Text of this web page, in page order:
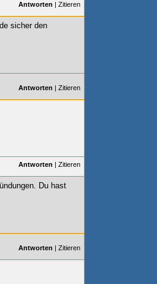
Antworten | Zitieren
sicher den
Antworten | Zitieren
Antworten | Zitieren
Du hast
Antworten | Zitieren